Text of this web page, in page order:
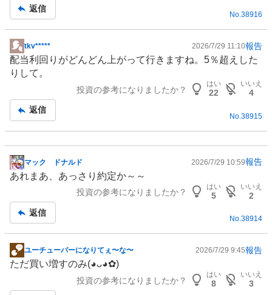
返信
No.38916
掲
示
板
tkv***** 2026/7/29 11:10報告
配当利回りがどんどん上がって行きますね。5％超えした
りして。
投資の参考になりましたか？
はい
22
いいえ
4
返信
No. 38915
掲
示
事
マック ドナルド 2026/7/29 10:59報告
あれまあ、あっさり約定か～～
投資の参考になりましたか？
はい
5
いいえ
2
返信
No.38914
掲
示
ユーチューバーになりてぇ〜な〜 2026/7/29 9:45報告
ただ買い増すのみ(⁠◕⁠ᴗ⁠◕⁠✿⁠)
投資の参考になりましたか？
はい
8
いいえ
3